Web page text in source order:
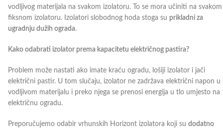
vodljivog materijala na svakom izolatoru. To se mora učiniti na svakom
fiksnom izolatoru. Izolatori slobodnog hoda stoga su prikladni za
ugradnju dužih ograda.
Kako odabrati izolator prema kapacitetu električnog pastira?
Problem može nastati ako imate kraću ogradu, lošiji izolator i jači
električni pastir. U tom slučaju, izolator ne zadržava električni napon u
vodljivom materijalu i preko njega se prenosi energija u tlo umjesto na
električnu ogradu.
Preporučujemo odabir vrhunskih Horizont izolatora koji su dodatno